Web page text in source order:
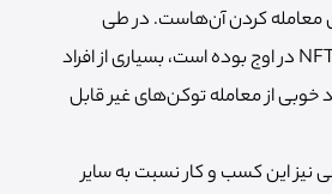
معامله کردن آن‌هاست. در طی
ماه‌های گذشته که بازار NFT در اوج بوده است، بسیاری از افراد
خوبی از معامله توکن‌های غیر قابل
نیز این کسب و کار نسبت به سایر